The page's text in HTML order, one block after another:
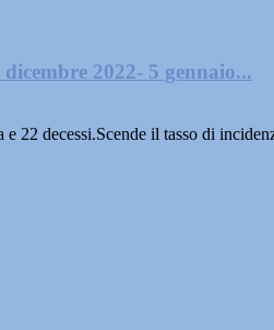
2022- 5 gennaio...
22 decessi.Scende il tasso di